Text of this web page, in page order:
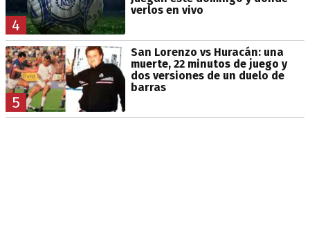
4
verlos en vivo
5
San Lorenzo vs Huracán: una
muerte, 22 minutos de juego y
dos versiones de un duelo de
barras